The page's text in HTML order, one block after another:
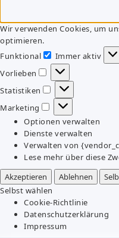
Wir verwenden Cookies, um
optimieren.
Funktional
Funktional
Immer aktiv
Vorlieben
Vorlieben
Statistiken
Statistiken
Marketing
Marketing
Optionen verwalten
Dienste verwalten
Verwalten von
Lese mehr über diese
Akzeptieren
Ablehnen
Selbst wählen
Cookie-Richtlinie
Datenschutzerklärung
Impressum